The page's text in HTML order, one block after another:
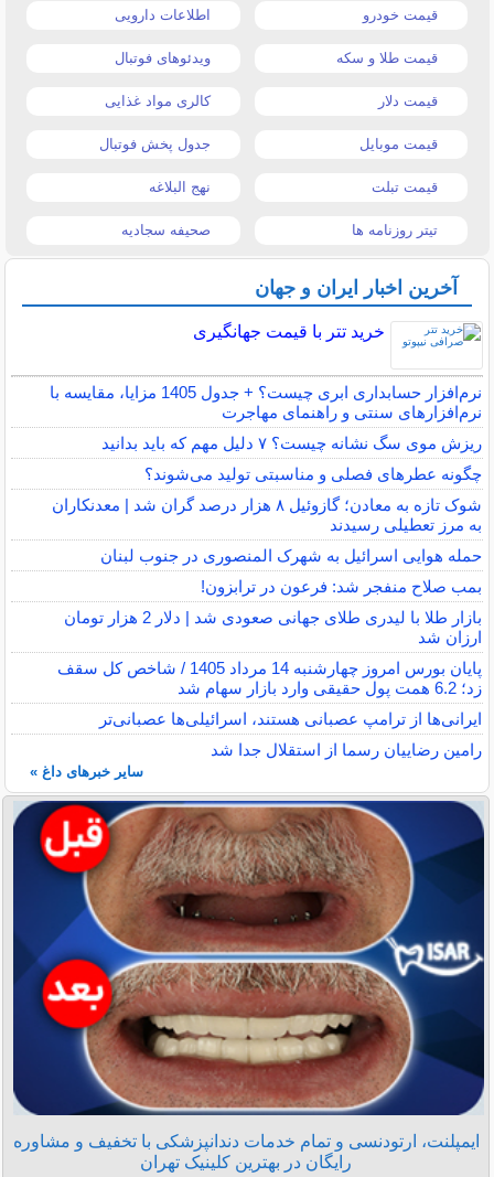
قیمت خودرو اطلاعات دارویی
قیمت طلا و سکه ویدئوهای فوتبال
قیمت دلار کالری مواد غذایی
قیمت موبایل جدول پخش فوتبال
قیمت تبلت نهج البلاغه
تیتر روزنامه ها صحیفه سجادیه
آخرین اخبار ایران و جهان
خرید تتر با قیمت جهانگیری
نرم‌افزار حسابداری ابری چیست؟ + جدول 1405 مزایا، مقایسه با
نرم‌افزارهای سنتی و راهنمای مهاجرت
ریزش موی سگ نشانه چیست؟ ۷ دلیل مهم که باید بدانید
چگونه عطرهای فصلی و مناسبتی تولید می‌شوند؟
شوک تازه به معادن؛ گازوئیل ۸ هزار درصد گران شد | معدنکاران
به مرز تعطیلی رسیدند
حمله هوایی اسرائیل به شهرک المنصوری در جنوب لبنان
بمب صلاح منفجر شد: فرعون در ترابزون!
بازار طلا با لیدری طلای جهانی صعودی شد | دلار 2 هزار تومان
ارزان شد
پایان بورس امروز چهارشنبه 14 مرداد 1405 / شاخص کل سقف
زد؛ 6.2 همت پول حقیقی وارد بازار سهام شد
ایرانی‌ها از ترامپ عصبانی هستند، اسرائیلی‌ها عصبانی‌تر
رامین رضاییان رسما از استقلال جدا شد
سایر خبرهای داغ »
ایمپلنت، ارتودنسی و تمام خدمات دندانپزشکی با تخفیف و مشاوره
رایگان در بهترین کلینیک تهران